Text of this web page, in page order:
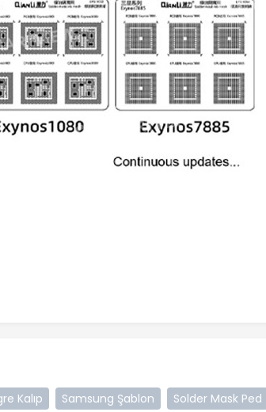
Kalıp Samsung Şablon Solder Mask Ped